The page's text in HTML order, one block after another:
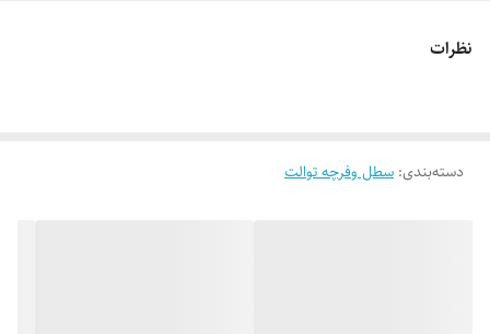
نظرات
دسته‌بندی: سطل وفرچه توالت